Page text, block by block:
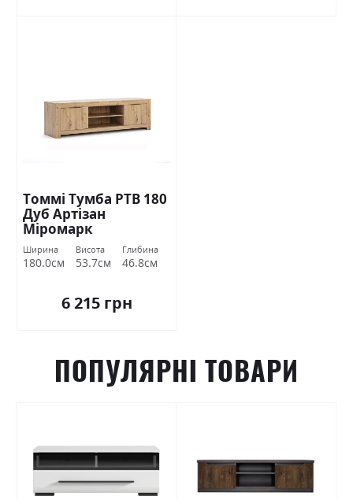
Томмі Тумба РТВ 180
Дуб Артізан
Міромарк
Ширина
180.0см
Висота
53.7см
Глибина
46.8см
6 215 грн
ПОПУЛЯРНІ ТОВАРИ